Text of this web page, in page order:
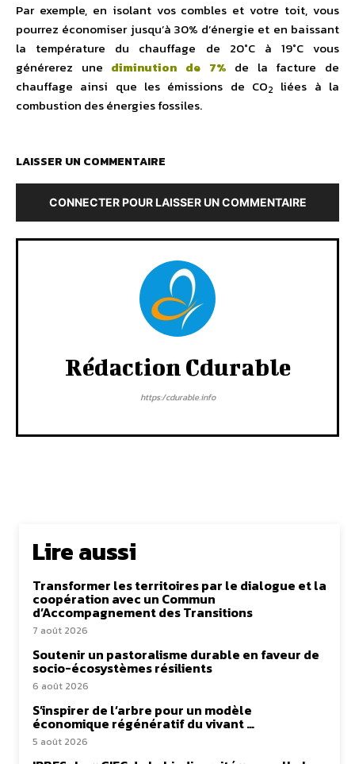
Par exemple, en isolant vos combles et votre toit, vous
pourrez économiser jusqu’à 30% d’énergie et en baissant
la température du chauffage de 20°C à 19°C vous
générerez une diminution de 7% de la facture de
chauffage ainsi que les émissions de CO2
liées à la
combustion des énergies fossiles.
LAISSER UN COMMENTAIRE
CONNECTER POUR LAISSER UN COMMENTAIRE
Rédaction Cdurable
https:/cdurable.info
Lire aussi
Transformer les territoires par le dialogue et la
coopération avec un Commun
d’Accompagnement des Transitions
7 août 2026
Soutenir un pastoralisme durable en faveur de
socio-écosystèmes résilients
6 août 2026
S’inspirer de l’arbre pour un modèle
économique régénératif du vivant …
5 août 2026